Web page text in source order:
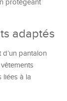
protégeant
adaptés
pantalon
liées à la